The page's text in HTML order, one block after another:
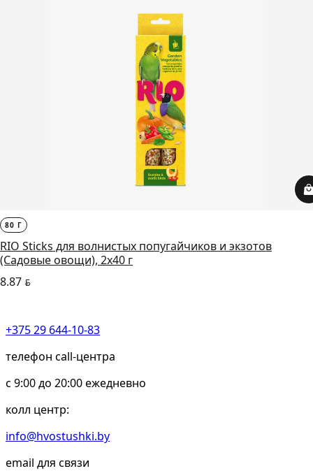
80 Г
RIO Sticks для волнистых попугайчиков и экзотов
(Садовые овощи), 2х40 г
8.87 BYN
+375 29 644-10-83
телефон call-центра
c 9:00 до 20:00 ежедневно
колл центр:
info@hvostushki.by
email для связи